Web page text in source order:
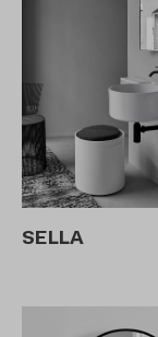
SELLA